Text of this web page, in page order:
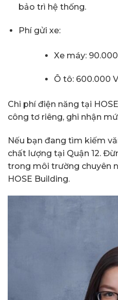
bảo trì hệ thống.
Phí gửi xe:
Xe máy:
Ô tô: 600.000
Chi phí điện năng tại
công tơ riêng, ghi nhận
Nếu bạn đang tìm kiếm
chất lượng tại Quận 12.
trong môi trường chuyên
HOSE Building.